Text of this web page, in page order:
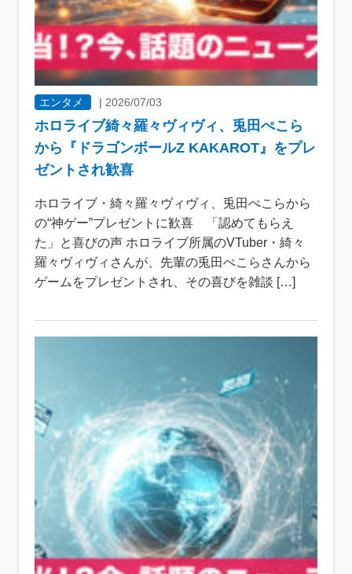
エンタメ |2026/07/03
ホロライブ綺々羅々ヴィヴィ、兎田ぺこら
から『ドラゴンボールZ KAKAROT』をプレ
ゼントされ歓喜
ホロライブ・綺々羅々ヴィヴィ、兎田ぺこらから
の“神ゲー”プレゼントに歓喜 「認めてもらえ
た」と喜びの声 ホロライブ所属のVTuber・綺々
羅々ヴィヴィさんが、先輩の兎田ぺこらさんから
ゲームをプレゼントされ、その喜びを雑談 […]